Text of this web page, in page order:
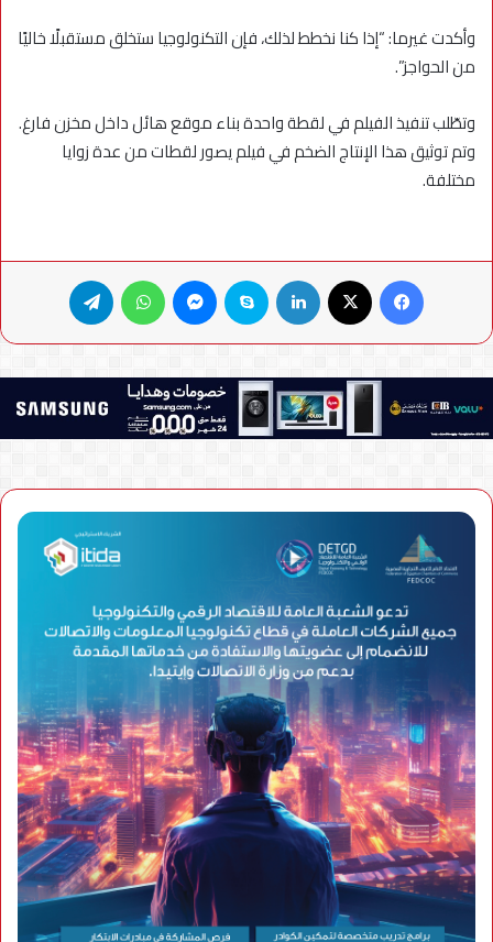
وأكدت غيرما: “إذا كنا نخطط لذلك، فإن التكنولوجيا ستخلق مستقبلًا خاليًا
من الحواجز”.
وتطّلب تنفيذ الفيلم في لقطة واحدة بناء موقع هائل داخل مخزن فارغ.
وتم توثيق هذا الإنتاج الضخم في فيلم يصور لقطات من عدة زوايا
مختلفة.
فيسبوك لينكدإن سكايب ماسنجر واتساب